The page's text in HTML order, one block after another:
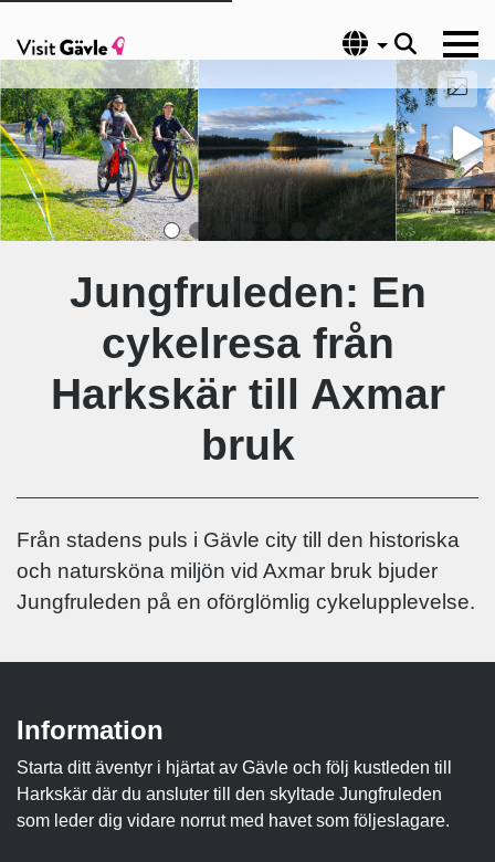
Språk
Jungfruleden: En
cykelresa från
Harkskär till Axmar
bruk
Från stadens puls i Gävle city till den historiska
och natursköna miljön vid Axmar bruk bjuder
Jungfruleden på en oförglömlig cykelupplevelse.
Information
Starta ditt äventyr i hjärtat av Gävle och följ kustleden till
Harkskär där du ansluter till den skyltade Jungfruleden
som leder dig vidare norrut med havet som följeslagare.